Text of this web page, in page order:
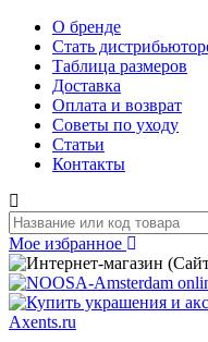
О бренде
Стать
Таблица размеров
Доставка
Оплата и возврат
Советы по уходу
Статьи
Контакты
Мое избранное